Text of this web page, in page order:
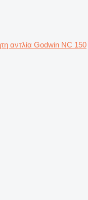
αντλία Godwin NC 150